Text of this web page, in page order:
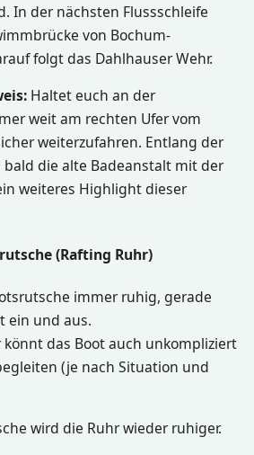
In der nächsten Flussschleife
von Bochum-
folgt das Dahlhauser Wehr.
Haltet euch an der
weit am rechten Ufer vom
weiterzufahren. Entlang der
die alte Badeanstalt mit der
weiteres Highlight dieser
(Rafting Ruhr)
immer ruhig, gerade
ein und aus.
das Boot auch unkompliziert
(je nach Situation und
wird die Ruhr wieder ruhiger.